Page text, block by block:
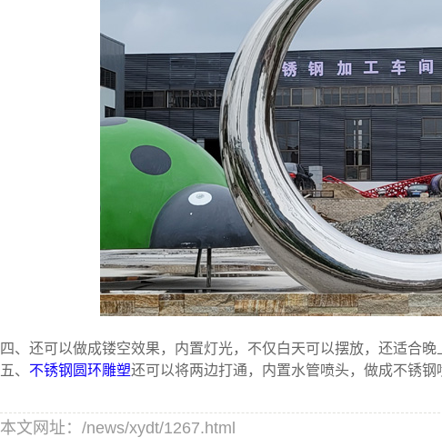
四、还可以做成镂空效果，内置灯光，不仅白天可以摆放，还适合
五、 不锈钢圆环雕塑还可以将两边打通，内置水管喷头，做成不锈钢
本文网址：/news/xydt/1267.html